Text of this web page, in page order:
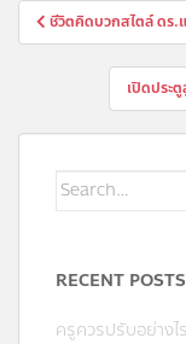
ชีวิตคิดบวกสไตล์ ดร.
เปิดประ
RECENT POSTS
ครูควรปรับอย่าง